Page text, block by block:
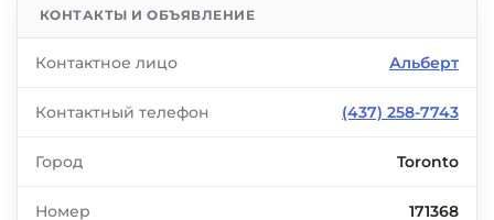
КОНТАКТЫ И ОБЪЯВЛЕНИЕ
Контактное лицо Альберт
Контактный телефон (437) 258-7743
Город Toronto
Номер 171368